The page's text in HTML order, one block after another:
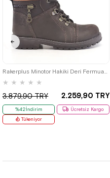
★ ★ ★ ★ ★
2.259,90 TRY
3.879,90 TRY
%42İndirim
Ücretsiz Kargo
Tükeniyor
26 27 28 29 30 31
32